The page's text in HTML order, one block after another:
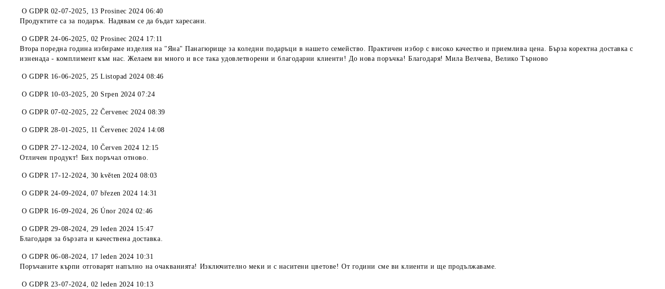
OGDPR 02-07-2025, 13 Prosinec 2024 06:40
Продуктите са за подарък. Надявам се да бъдат харесани.
OGDPR 24-06-2025, 02 Prosinec 2024 17:11
Втора поредна година избираме изделия на "Яна" Панагюрище за коледни подаръци в нашето семейство. Практичен избор с високо качество и приемлива цена. Бърза коректна доставка с
изненада - комплимент към нас. Желаем ви много и все така удовлетворени и благодарни клиенти! До нова поръчка! Благодаря! Мила Велчева, Велико Търново
OGDPR 16-06-2025, 25 Listopad 2024 08:46
OGDPR 10-03-2025, 20 Srpen 2024 07:24
OGDPR 07-02-2025, 22 Červenec 2024 08:39
OGDPR 28-01-2025, 11 Červenec 2024 14:08
OGDPR 27-12-2024, 10 Červen 2024 12:15
Отличен продукт! Бих поръчал отново.
OGDPR 17-12-2024, 30 květen 2024 08:03
OGDPR 24-09-2024, 07 březen 2024 14:31
OGDPR 16-09-2024, 26 Únor 2024 02:46
OGDPR 29-08-2024, 29 leden 2024 15:47
Благодаря за бързата и качествена доставка.
OGDPR 06-08-2024, 17 leden 2024 10:31
Поръчаните кърпи отговарят напълно на очакванията! Изключително меки и с наситени цветове! От години сме ви клиенти и ще продължаваме.
OGDPR 23-07-2024, 02 leden 2024 10:13